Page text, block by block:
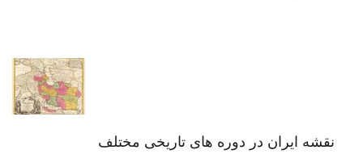
نقشه ایران در دوره های تاریخی مختلف